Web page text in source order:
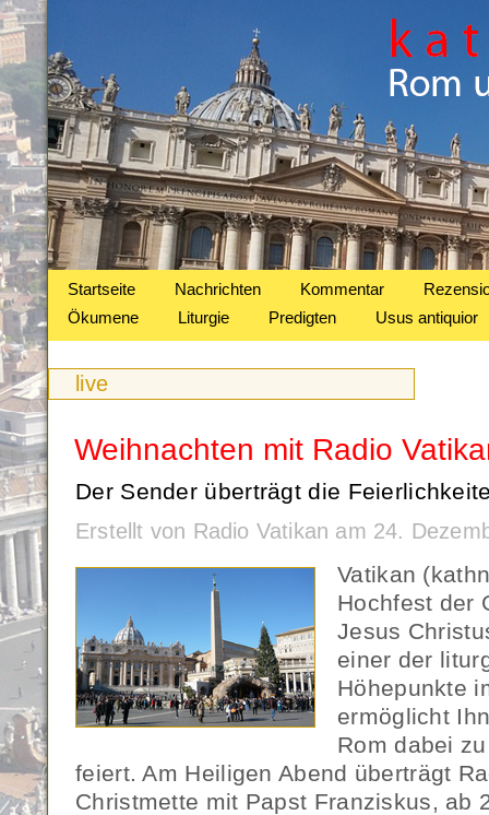
Startseite Nachrichten Kommentar
Ökumene
Liturgie Predigten Usus antiquior
live
Weihnachten mit Radio
Der Sender überträgt die
Erstellt von Radio Vatikan am 24.
Vatikan
Hochfest der
Jesus
einer der
Höhepunkte
ermöglicht
Rom dabei
feiert. Am Heiligen Abend überträgt
Christmette mit Papst Franziskus, ab